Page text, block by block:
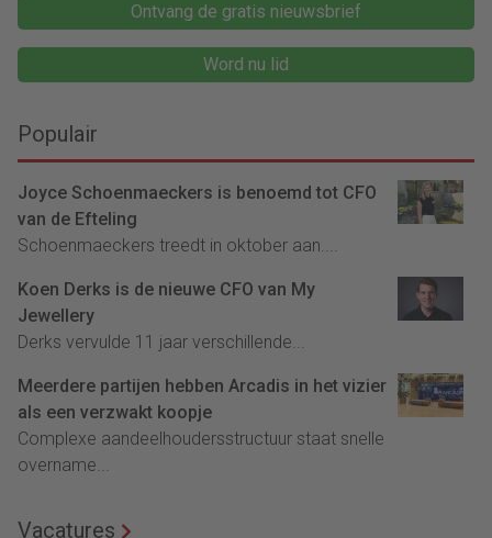
Ontvang de gratis nieuwsbrief
Word nu lid
Populair
Joyce Schoenmaeckers is benoemd tot CFO
van de Efteling
Schoenmaeckers treedt in oktober aan....
Koen Derks is de nieuwe CFO van My
Jewellery
Derks vervulde 11 jaar verschillende...
Meerdere partijen hebben Arcadis in het vizier
als een verzwakt koopje
Complexe aandeelhoudersstructuur staat snelle
overname...
Vacatures